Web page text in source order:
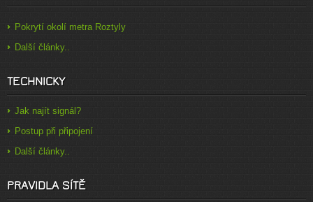
Pokrytí okolí metra Roztyly
Další články..
TECHNICKY
Jak najít signál?
Postup při připojení
Další články..
PRAVIDLA SÍTĚ